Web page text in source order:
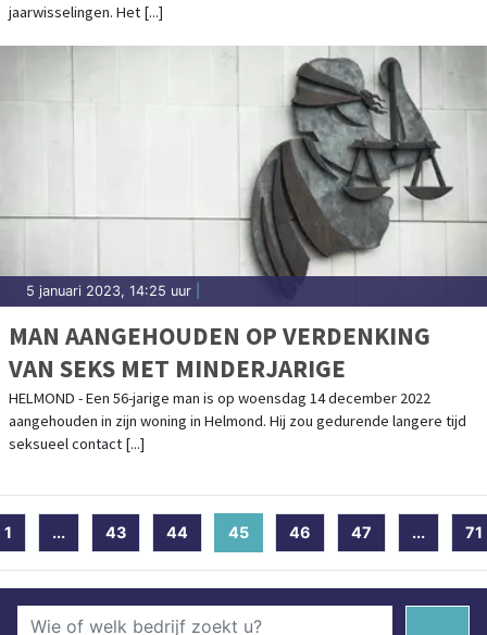
jaarwisselingen. Het [...]
5 januari 2023, 14:25 uur
MAN AANGEHOUDEN OP VERDENKING
VAN SEKS MET MINDERJARIGE
HELMOND - Een 56-jarige man is op woensdag 14 december 2022
aangehouden in zijn woning in Helmond. Hij zou gedurende langere tijd
seksueel contact [...]
1 ... 43 44 45 (current)
46 47 ... 71